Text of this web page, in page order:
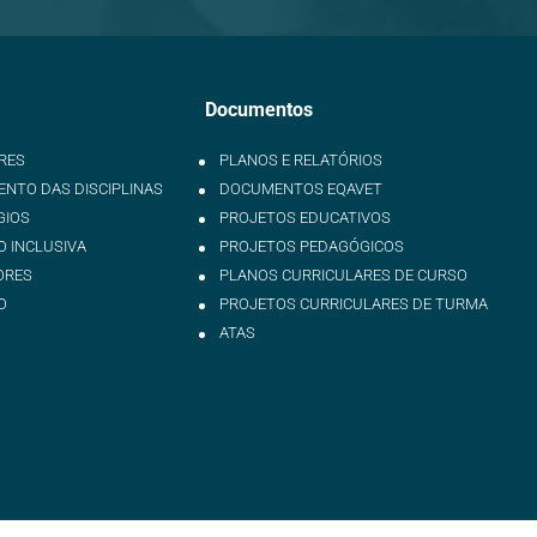
DAS DISCIPLINAS
INCLUSIVA
Documentos
PLANOS E RELATÓRIOS
DOCUMENTOS EQAVET
PROJETOS EDUCATIVOS
PROJETOS PEDAGÓGICOS
PLANOS CURRICULARES DE CURSO
PROJETOS CURRICULARES DE TURMA
ATAS